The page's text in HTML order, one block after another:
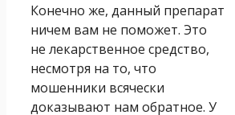
Конечно же, данный препарат
ничем вам не поможет. Это
не лекарственное средство,
несмотря на то, что
мошенники всячески
доказывают нам обратное. У